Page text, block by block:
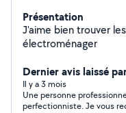
Présentation
J'aime bien trouver
électroménager
Dernier avis laissé
Il y a 3 mois
Une personne
perfectionniste. Je vous